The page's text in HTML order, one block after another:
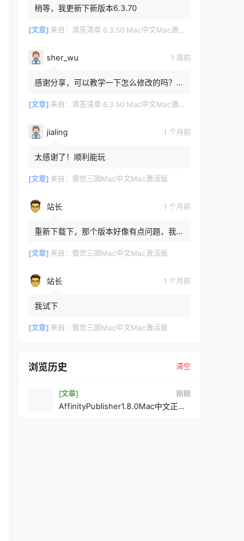
稍等，我更新下新版本6.3.70
[文章] 来自： 滴答清单 6.3.50 Mac中文Mac激活版
sher_wu 1 周前
感谢分享，可以教学一下怎么修改的吗？目
[文章] 来自： 滴答清单 6.3.50 Mac中文Mac激活版
jialing 1 个月前
太感谢了！顺利能玩
[文章] 来自： 傲世三国Mac中文Mac激活版
站长 1 个月前
重新下载下，那个版本好像有点问题，我重
[文章] 来自： 傲世三国Mac中文Mac激活版
站长 1 个月前
我试下
[文章] 来自： 傲世三国Mac中文Mac激活版
浏览历史 清空
[文章] 刚刚
AffinityPublisher1.8.0Mac中文正式